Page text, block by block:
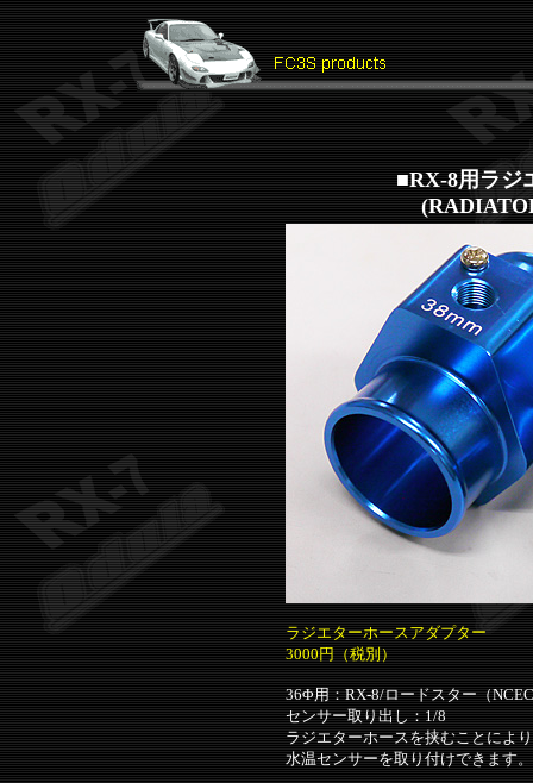
■RX-8用ラジ
ラジエターホースアダプター
3000円（税別）
36Φ用：RX-8/ロードスター（
センサー取り出し：1/8
ラジエターホースを挟むことによ
水温センサーを取り付けできます。